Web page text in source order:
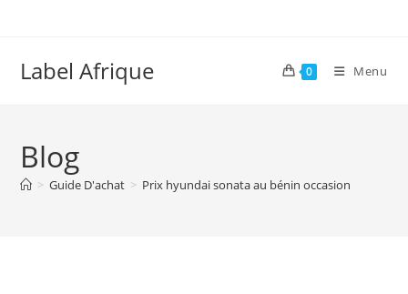
Label Afrique 0 Menu
Blog
> Guide D'achat > Prix hyundai sonata au bénin occasion